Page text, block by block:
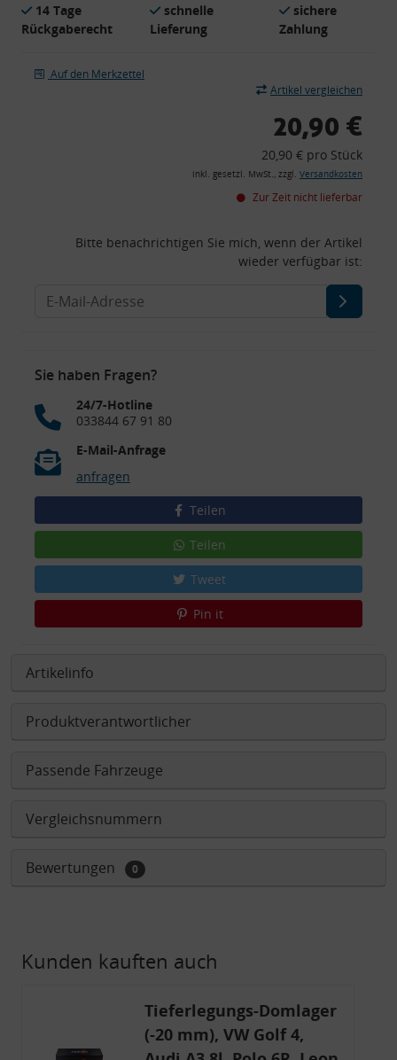
14 Tage
Rückgaberecht
schnelle
Lieferung
sichere
Zahlung
Auf den Merkzettel
Artikel vergleichen
20,90 €
20,90 € pro Stück
inkl. gesetzl. MwSt., zzgl. Versandkosten
Zur Zeit nicht lieferbar
Bitte benachrichtigen Sie mich, wenn der Artikel
wieder verfügbar ist:
Sie haben Fragen?
24/7-Hotline
033844 67 91 80
E-Mail-Anfrage
anfragen
Teilen
Teilen
Tweet
Pin it
Artikelinfo
Produktverantwortlicher
Passende Fahrzeuge
Vergleichsnummern
Bewertungen 0
Kunden kauften auch
Tieferlegungs-Domlager
(-20 mm), VW Golf 4,